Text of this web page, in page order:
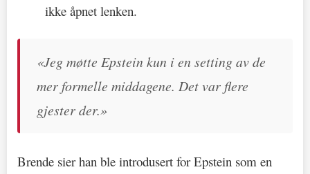
ikke åpnet lenken.
«Jeg møtte Epstein kun i en setting av de
mer formelle middagene. Det var flere
gjester der.»
Brende sier han ble introdusert for Epstein som en